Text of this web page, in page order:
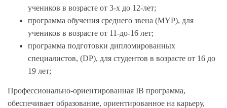
учеников в возрасте от 3-х до 12-лет;
программа обучения среднего звена (MYP), для
учеников в возрасте от 11-до-16 лет;
программа подготовки дипломированных
специалистов, (DP), для студентов в возрасте от 16 до
19 лет;
Профессионально-ориентированная IB программа,
обеспечивает образование, ориентированное на карьеру,